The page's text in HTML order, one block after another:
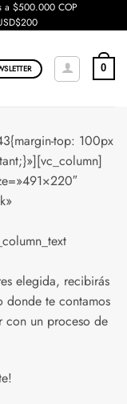
a $500.000 COP
0
top: 100px
elegida, recibirás
donde te contamos
con un proceso de